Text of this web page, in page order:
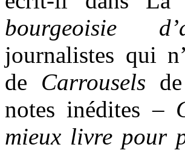
bourgeoisie
journalistes qui
de Carrousels
notes inédites –
mieux livre pour